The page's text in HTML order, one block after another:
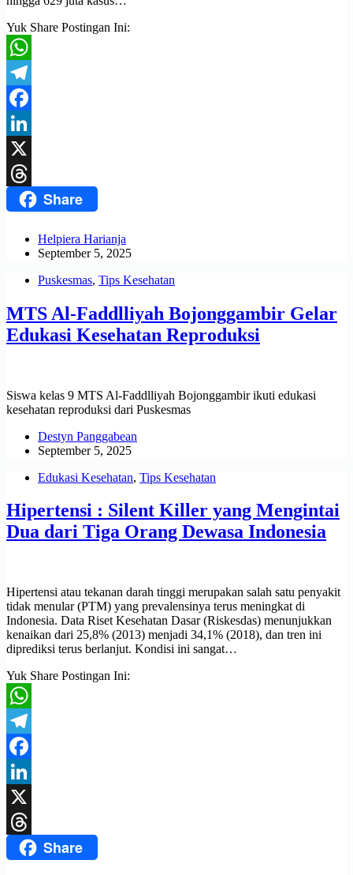
Yuk Share Postingan Ini:
WhatsApp
Telegram
Facebook
LinkedIn
X
ThreadsShare
Helpiera Harianja
September 5, 2025
Puskesmas, Tips Kesehatan
MTS Al-Faddlliyah Bojonggambir Gelar
Edukasi Kesehatan Reproduksi
Siswa kelas 9 MTS Al-Faddlliyah Bojonggambir ikuti edukasi
kesehatan reproduksi dari Puskesmas
Destyn Panggabean
September 5, 2025
Edukasi Kesehatan, Tips Kesehatan
Hipertensi : Silent Killer yang Mengintai
Dua dari Tiga Orang Dewasa Indonesia
Hipertensi atau tekanan darah tinggi merupakan salah satu penyakit
tidak menular (PTM) yang prevalensinya terus meningkat di
Indonesia. Data Riset Kesehatan Dasar (Riskesdas) menunjukkan
kenaikan dari 25,8% (2013) menjadi 34,1% (2018), dan tren ini
diprediksi terus berlanjut. Kondisi ini sangat…
Yuk Share Postingan Ini:
WhatsApp
Telegram
Facebook
LinkedIn
X
ThreadsShare